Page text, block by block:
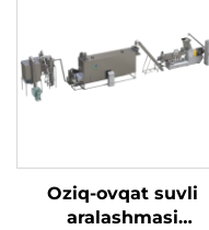
Oziq-ovqat suvli
aralashmasi